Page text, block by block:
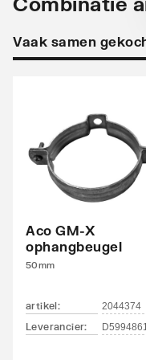
Met sok
Max.
Inwendige
Inwendig gecoat
Uitwendige
Uitwendig gecoat
Vaak samen
Aco GM-X
ophangbeugel
50mm
artikel: 2044374
Leverancier: